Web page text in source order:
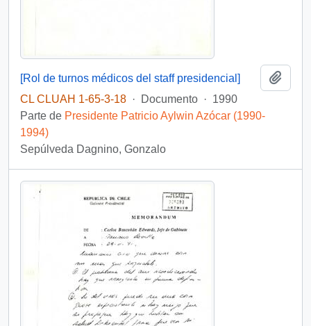
[Rol de turnos médicos del staff presidencial]
CL CLUAH 1-65-3-18 · Documento · 1990
Parte de Presidente Patricio Aylwin Azócar (1990-
1994)
Sepúlveda Dagnino, Gonzalo